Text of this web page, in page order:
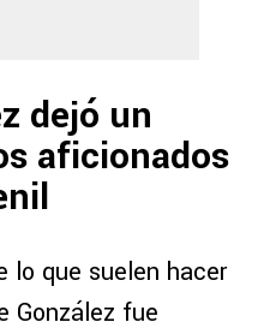
dejó un
aficionados
lo que suelen hacer
González fue